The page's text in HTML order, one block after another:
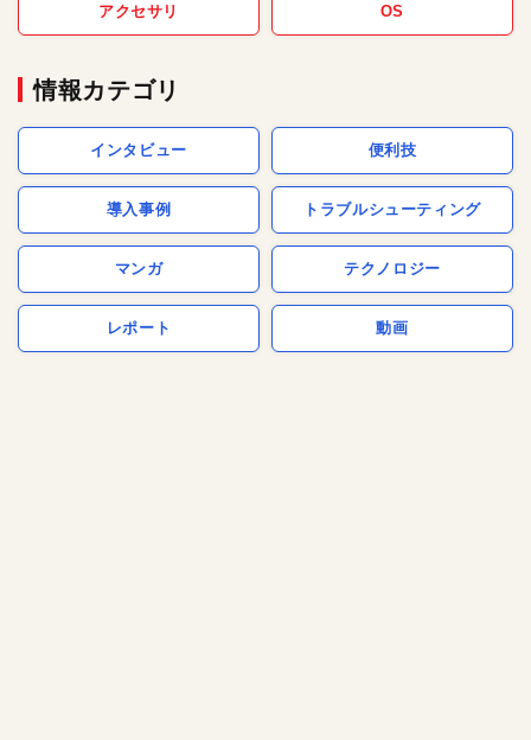
アクセサリ OS
情報カテゴリ
インタビュー 便利技
導入事例 トラブルシューティング
マンガ テクノロジー
レポート 動画